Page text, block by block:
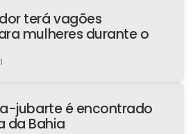
terá vagões
mulheres durante o
jubarte é encontrado
da Bahia